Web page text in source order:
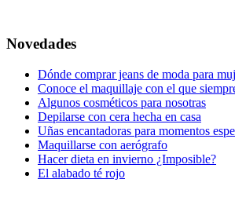
Novedades
Dónde comprar jeans de moda para
Conoce el maquillaje con el que
Algunos cosméticos para nosotras
Depilarse con cera hecha en casa
Uñas encantadoras para momentos
Maquillarse con aerógrafo
Hacer dieta en invierno ¿Imposible?
El alabado té rojo